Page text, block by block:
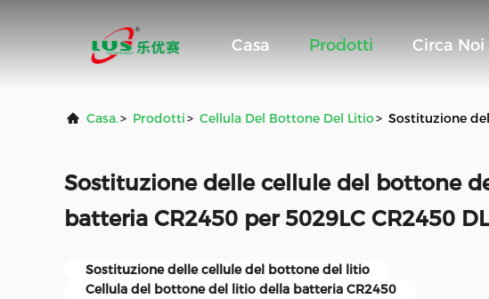
Casa Prodotti Circa Noi
Casa.> Prodotti> Cellula Del Bottone Del Litio> Sostituzione
Sostituzione delle cellule del bottone
batteria CR2450 per 5029LC CR2450
Sostituzione delle cellule del bottone del litio
Cellula del bottone del litio della batteria CR2450